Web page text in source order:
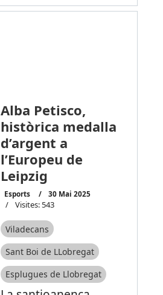
Alba Petisco,
històrica medalla
d’argent a
l’Europeu de
Leipzig
Esports 30 Mai 2025
Visites: 543
Viladecans
Sant Boi de LLobregat
Esplugues de Llobregat